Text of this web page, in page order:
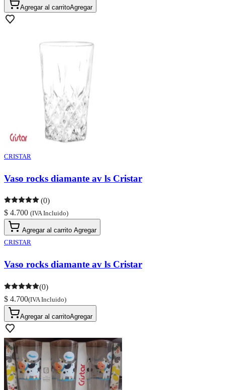
Agregar al carritoAgregar
CRISTAR
Vaso rocks diamante av ls Cristar
(0)
$ 4.700 (IVA Incluido)
Agregar al carrito Agregar
CRISTAR
Vaso rocks diamante av ls Cristar
(0)
$ 4.700(IVA Incluido)
Agregar al carritoAgregar